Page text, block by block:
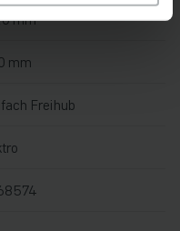
mm
mm
Freihub